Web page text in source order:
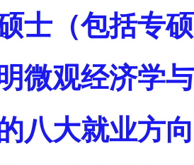
士（包括专
微观经济学
八大就业方